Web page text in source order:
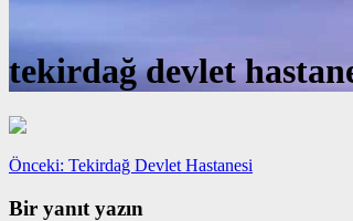
tekirdağ devlet
Yazı
gezinmesi
Önceki: Önceki
Tekirdağ Devlet Hastanesi
Bir yanıt yazın